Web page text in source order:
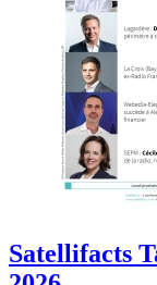
Satellifacts